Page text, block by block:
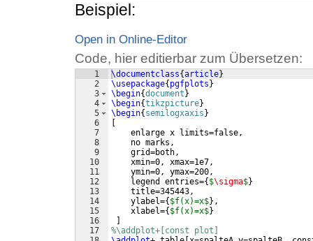
Beispiel:
Open in Online-Editor
Code, hier editierbar zum Übersetzen:
1
2
3
4
5
6
7
8
9
10
11
12
13
14
15
16
17
\documentclass{article}
\usepackage{ pgfplots }
\begin{document }
\begin{tikzpicture}
\begin{ semilogxaxis }
    enlarge x limits=false,
    no marks,
    grid=both,
    xmin=0, xmax=1e7,
    ymin=0, ymax=200,
    legend entries=
{ $\sigma$}
    title=345443,
    ylabel=
{ $f(x)=x$} ,
    xlabel=
{ $f(x)=x$}
%\addplot+[const plot]